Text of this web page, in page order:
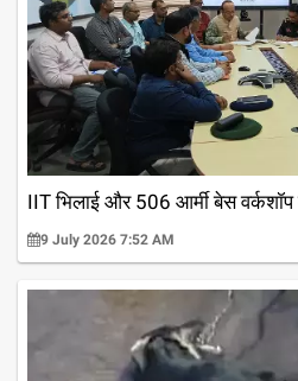
IIT भिलाई और 506 आर्मी बेस
9 July 2026 7:52 AM